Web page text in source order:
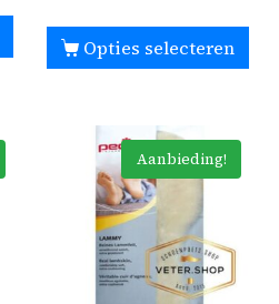
Opties selecteren
Aanbieding!